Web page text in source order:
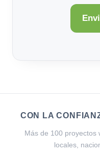
CON LA
Más de 100 proyectos
locales,